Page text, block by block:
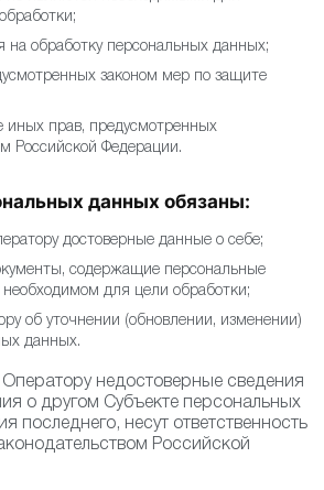
на обработку персональных данных;
законом мер по защите
иных прав, предусмотренных
Российской Федерации.
данных обязаны:
достоверные данные о себе;
содержащие персональные
для цели обработки;
об уточнении (обновлении, изменении)
данных.
недостоверные сведения
о другом Субъекте персональных
последнего, несут ответственность
Российской